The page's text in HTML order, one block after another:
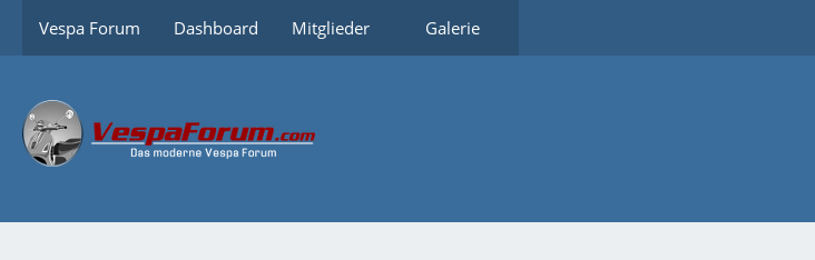
Vespa Forum Dashboard Mitglieder Galerie